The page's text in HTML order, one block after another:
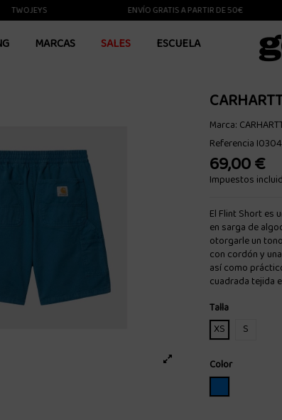
ENVÍO GRATIS A PARTIR DE 50€
MARCAS SALES ESCUELA
Marca:
Referencia
69,00 €
Impuestos
El Flint Short es
en sarga de
otorgarle un
con cordón y
así como
cuadrada tejida
Talla
XS
S
Color